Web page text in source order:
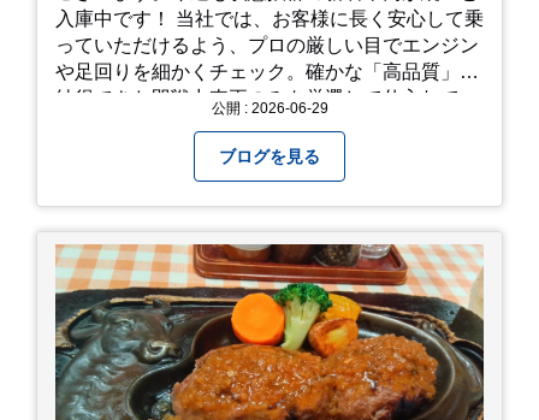
入庫中です！ 当社では、お客様に長く安心して乗
っていただけるよう、プロの厳しい目でエンジン
や足回りを細かくチェック。確かな「高品質」と
納得できた即戦力車両のみを厳選して仕入れてい
公開 : 2026-06-29
ブログを見る